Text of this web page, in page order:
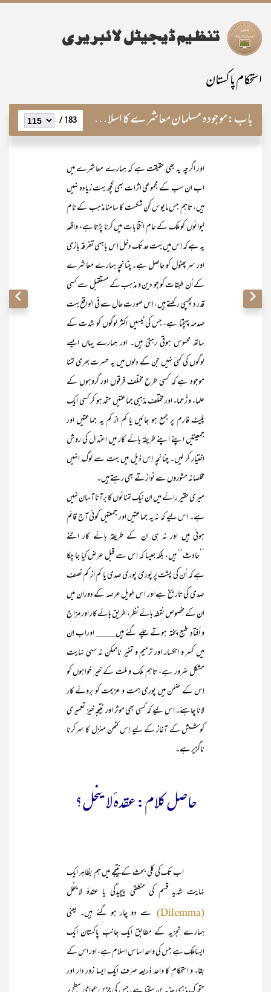
استحکام پاکستان
باب:موجودہ مسلمان معاشرے کا اسلام کے ساتھ عملی تعلق 183 /
اور اگرچہ یہ بھی حقیقت ہے کہ ہمارے معاشرے میں
اب ان سب کے مجموعی اثرات بھی کچھ بہت زیادہ نہیں
ہیں، تاہم جس مایوس کن شکست کا سامنا مذہب کے نام
لیوائوں کو ملک کے عام انتخابات میں کرنا پڑتا ہے، واقعہ
یہ ہے کہ اِس میں بہت حد تک دخل اِس باہمی تفرقہ بازی
اور سر پھٹول کو حاصل ہے۔ چنانچہ ہمارے معاشرے
کے اُن طبقات کو جو دین و مذہب کے مستقبل سے کسی
قدر دلچسپی رکھتے ہیں، اِس صورت حال سے فی الواقع بہت
صدمہ پہنچتا ہے، جس کی ٹیسیں اکثر لوگوں کو شدت کے
ساتھ محسوس ہوتی رہتی ہیں۔ اور ہمارے یہاں ایسے
لوگوں کی کمی نہیں جن کے دلوں میں یہ حسرت بھری تمنا
موجود ہے کہ کسی طرح مختلف فرقوں اور گروہوں کے
علماء و زُعماء اور مختلف مذہبی جماعتیں متحد ہو کر کسی ایک
پلیٹ فارم پر جمع ہو جائیں یا کم از کم یہ جماعتیں اور
جمعیتیں اپنے اپنے طریقہ ہائے کار میں اعتدال کی روش
اختیار کر لیں۔ چنانچہ اِس ذیل میں بہت سے لوگ انہیں
مخلصانہ مشوروں سے نوازتے بھی رہتے ہیں۔
میری حقیر رائے میں ان نیک تمنائوں کا برآنا آسان نہیں
ہے۔ اس لیے کہ نہ یہ جماعتیں اور جمعتیں کوئی آج قائم
ہوئی ہیں اور نہ ہی ان کے طریقہ ہائے کار اتنے
’’حادث‘‘ ہیں، بلکہ جیسا کہ اِس سے قبل عرض کیا جا چکا
ہے کہ اُن کی پشت پر پوری پوری صدی یا کم از کم نصف
صدی کی تاریخ ہے اور اس طویل عرصہ کے دوران میں
ان کے مخصوص نقطہ ہائے نظر، طریق ہائے کار اور مزاج
و اُفتادِ طبع پختہ ہوتے چلے گئے ہیں____ اوراب اِن
میں کسر و انکسار اور ترمیم و تغیر ناممکن نہ سہی نہایت
مشکل ضرور ہے، تاہم ملک و ملت کے خیر خواہوں کو
اِس کے ضمن میں پوری ہمت و عزیمت کو بروئے کار
لانا چاہئے۔ اِس لیے کہ کسی بھی موثر اور نتیجہ خیز تعمیری
کوشش کے آغاز کے لیے اِس کٹھن منزل کا سرکرنا
ناگزیر ہے۔
حاصل کلام: عقدہ ٔلاینحل؟
اب تک کی کلی بحث کے نتیجے میں ہم بظاہر ایک
نہایت شدید قسم کی منطقی پیچیدگی یا عقدۂ لاینحل
(Dilemma)
سے دو چار ہو گئے ہیں۔ یعنی
ہمارے تجزیہ کے مطابق ایک جانب پاکستان ایک
ایساملک ہے جس کی واحد اساس اسلام ہے، اور اس کے
بقاء و استحکام کا واحد ذریعہ صرف ایک ایسا زور دار اور